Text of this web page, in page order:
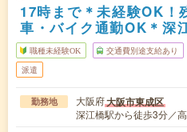
17時まで＊未経験OK
車・バイク通勤OK＊深
職種未経験OK 交通費別途支給あり
派遣
勤務地 大阪府大阪市東成区
深江橋駅から徒歩3分／